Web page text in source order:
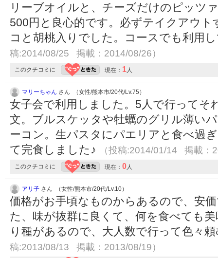
リーブオイルと、チーズだけのピッツ
500円と良心的です。必ずテイクアウ
コと胡桃入りでした。コースでも利用
稿:2014/08/25 掲載：2014/08/26）
このクチコミに 現在： 1 人
マリーちゃん さん （女性/熊本市/20代/Lv.75）
女子会で利用しました。5人で行ってそ
文。ブルスケッタや牡蠣のグリル薄い
ーコン。生パスタにパエリアと食べ過
て完食しました♪
（投稿:2014/01/14 掲載：
このクチコミに 現在： 0 人
アリ子 さん （女性/熊本市/20代/Lv.10）
価格がお手頃なものからあるので、安
た、味が抜群に良くて、何を食べても
り種があるので、大人数で行って色々
稿:2013/08/13 掲載：2013/08/19）